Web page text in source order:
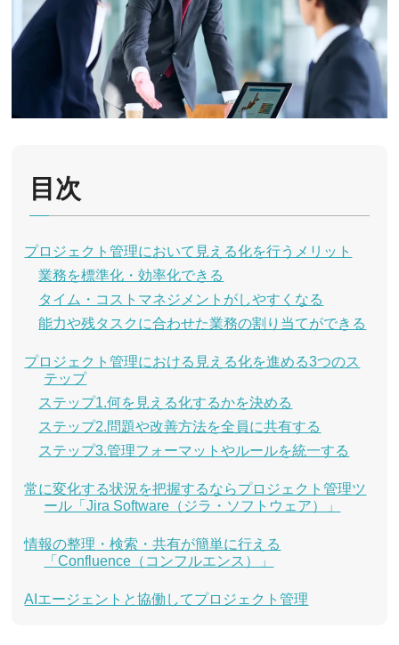
目次
プロジェクト管理において見える化を行うメリット
業務を標準化・効率化できる
タイム・コストマネジメントがしやすくなる
能力や残タスクに合わせた業務の割り当てができる
プロジェクト管理における見える化を進める3つのス
テップ
ステップ1.何を見える化するかを決める
ステップ2.問題や改善方法を全員に共有する
ステップ3.管理フォーマットやルールを統一する
常に変化する状況を把握するならプロジェクト管理ツ
ール「Jira Software（ジラ・ソフトウェア）」
情報の整理・検索・共有が簡単に行える
「Confluence（コンフルエンス）」
AIエージェントと協働してプロジェクト管理